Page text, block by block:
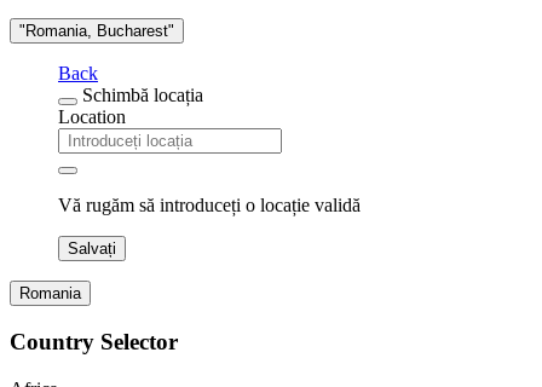
"Romania, Bucharest"
Back
Schimbă locația
Location
Vă rugăm să introduceți o locație validă
Salvați
Romania
Country Selector